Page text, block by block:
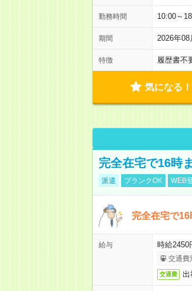
勤務時間 10:00～
期間 2026年
特徴 履歴書不
気になる！
完全在宅で16時
派遣 ブランクOK WEB
完全在宅で
給与 時給2450
交通費
交通費 出